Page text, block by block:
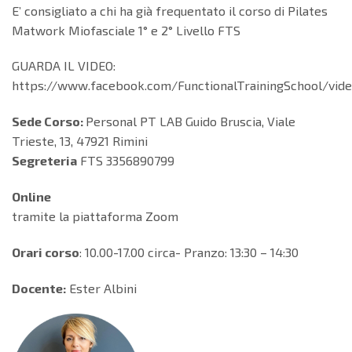
E’ consigliato a chi ha già frequentato il corso di Pilates
Matwork Miofasciale 1° e 2° Livello FTS
GUARDA IL VIDEO:
https://www.facebook.com/FunctionalTrainingSchool/
Sede Corso: Personal PT LAB Guido Bruscia, Viale
Trieste, 13, 47921 Rimini
Segreteria FTS 3356890799
Online
tramite la piattaforma Zoom
Orari corso: 10.00-17.00 circa- Pranzo: 13:30 – 14:30
Docente: Ester Albini